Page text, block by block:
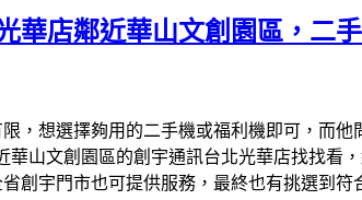
華店鄰近華山文創園區，
，想選擇夠用的二手機或福利機即可，而
山文創園區的創宇通訊台北光華店找找看
創宇門市也可提供服務，最終也有挑選到符